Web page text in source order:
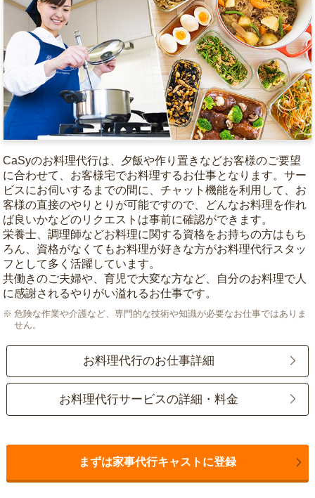
CaSyのお料理代行は、夕飯や作り置きなどお客様のご要望
に合わせて、お客様宅でお料理するお仕事となります。サー
ビスにお伺いするまでの間に、チャット機能を利用して、お
客様の直接のやりとりが可能ですので、どんなお料理を作れ
ば良いかなどのリクエストは事前に確認ができます。
栄養士、調理師などお料理に関する資格をお持ちの方はもち
ろん、資格がなくてもお料理が好きな方がお料理代行スタッ
フとして多く活躍しています。
共働きのご夫婦や、育児で大変な方など、自分のお料理で人
に感謝されるやりがい溢れるお仕事です。
危険な作業や介護など、専門的な技術や知識が必要なお仕事ではありま
せん。
お料理代行のお仕事詳細
お料理代行サービスの詳細・料金
まずは家事代行キャストに登録